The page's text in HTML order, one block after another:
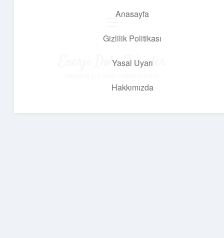
Anasayfa
Gizlilik Politikası
Yasal Uyarı
Hakkımızda
Enerji Dolu Fikirler